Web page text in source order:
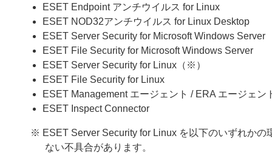
ESET Endpoint アンチウイルス for Linux
ESET NOD32アンチウイルス for Linux Desktop
ESET Server Security for Microsoft Windows Server
ESET File Security for Microsoft Windows Server
ESET Server Security for Linux（※）
ESET File Security for Linux
ESET Management エージェント / ERA エージェン
ESET Inspect Connector
※ ESET Server Security for Linux を以下のいずれか
ない不具合があります。